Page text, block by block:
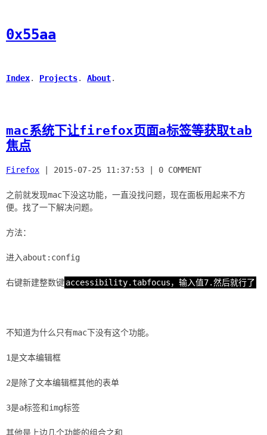
0x55aa
Index. Projects. About.
mac系统下让firefox页面a标签等获取tab
焦点
Firefox 2015-07-25 11:37:53 0 COMMENT
之前就发现mac下没这功能，一直没找问题，现在面板用起来不方
便。找了一下解决问题。
方法：
进入about:config
右键新建整数键accessibility.tabfocus，输入值7.然后就行了
不知道为什么只有mac下没有这个功能。
1是文本编辑框
2是除了文本编辑框其他的表单
3是a标签和img标签